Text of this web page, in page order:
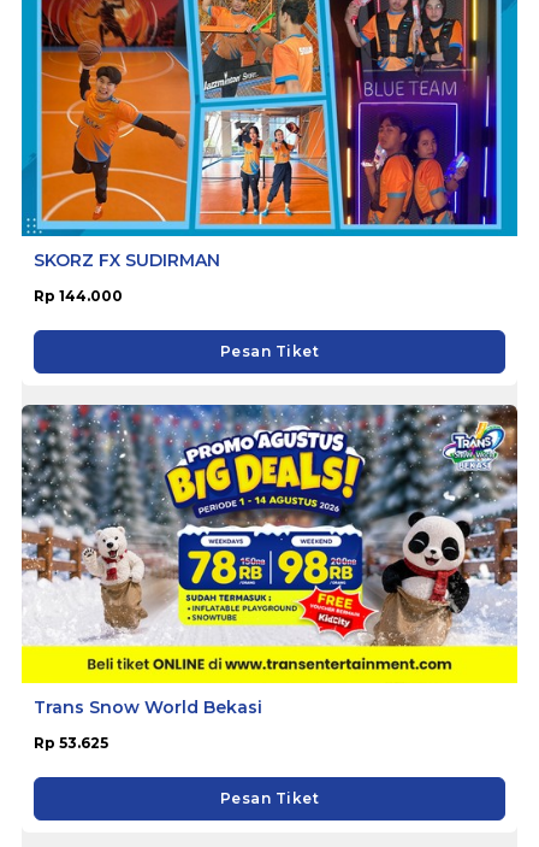
SKORZ FX SUDIRMAN
Rp 144.000
Pesan Tiket
Trans Snow World Bekasi
Rp 53.625
Pesan Tiket